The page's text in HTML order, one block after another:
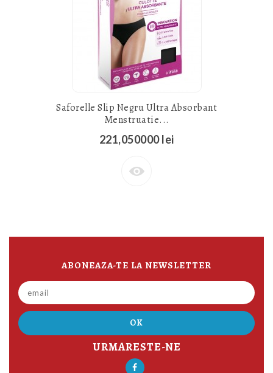
Saforelle Slip Negru Ultra Absorbant
Menstruatie...
221,050000 lei
ABONEAZA-TE LA NEWSLETTER
URMARESTE-NE